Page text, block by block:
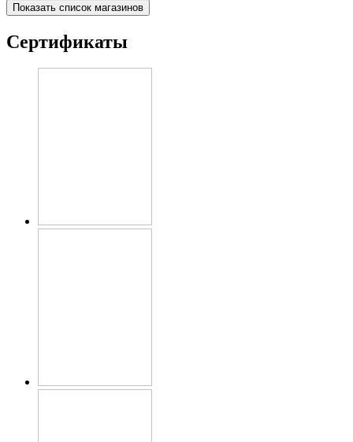
Показать список магазинов
Сертификаты